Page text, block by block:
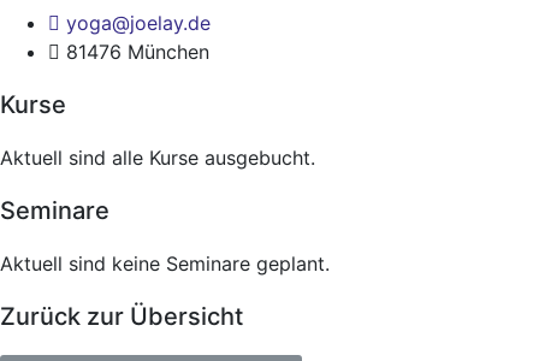
yoga@joelay.de
81476 München
Kurse
Aktuell sind alle Kurse ausgebucht.
Seminare
Aktuell sind keine Seminare geplant.
Zurück zur Übersicht